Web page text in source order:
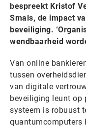
bespreekt Kristof
Smals, de impact
beveiliging.
wendbaarheid
Van online
tussen
van digitale
beveiliging leunt op
systeem is robuust
quantumcomputers